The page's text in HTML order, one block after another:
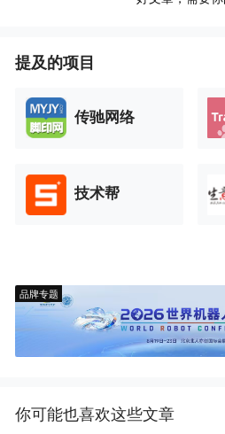
提及的项目
传驰网络
技术帮
品牌专题
你可能也喜欢这些文章